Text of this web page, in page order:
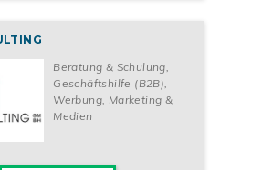
Beratung & Schulung
Geschäftshilfe (B2B)
Werbung, Marketing &
Medien